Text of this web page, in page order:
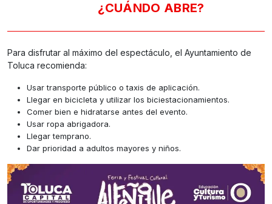
¿CUÁNDO ABRE?
Para disfrutar al máximo del espectáculo, el Ayuntamiento de
Toluca recomienda:
Usar transporte público o taxis de aplicación.
Llegar en bicicleta y utilizar los biciestacionamientos.
Comer bien e hidratarse antes del evento.
Usar ropa abrigadora.
Llegar temprano.
Dar prioridad a adultos mayores y niños.